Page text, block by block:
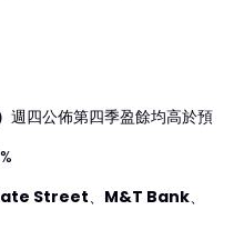
週四公佈第四季盈餘均高於預
Street、 M&T Bank、